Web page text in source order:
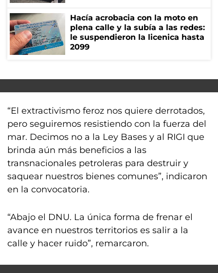
Hacía acrobacia con la moto en
plena calle y la subía a las redes:
le suspendieron la licenica hasta
2099
“El extractivismo feroz nos quiere derrotados,
pero seguiremos resistiendo con la fuerza del
mar. Decimos no a la Ley Bases y al RIGI que
brinda aún más beneficios a las
transnacionales petroleras para destruir y
saquear nuestros bienes comunes”, indicaron
en la convocatoria.
“Abajo el DNU. La única forma de frenar el
avance en nuestros territorios es salir a la
calle y hacer ruido”, remarcaron.